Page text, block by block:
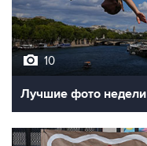
10
Лучшие фото недели